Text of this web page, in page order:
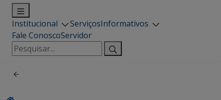
Institucional ServiçosInformativos
Fale ConoscoServidor
Pesquisar
por: